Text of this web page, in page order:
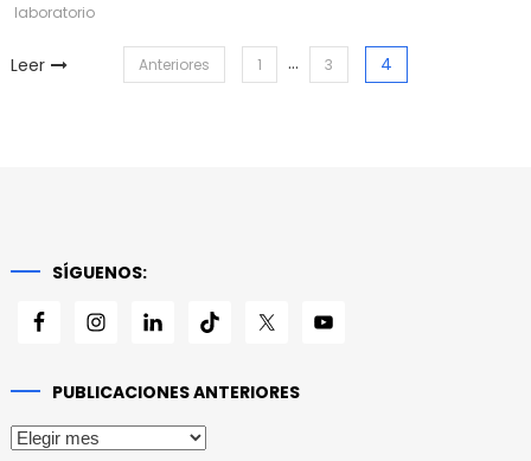
laboratorio
Leer
PaginaciónAnteriores 1 … 3 4
SÍGUENOS:
PUBLICACIONES ANTERIORES
Publicaciones